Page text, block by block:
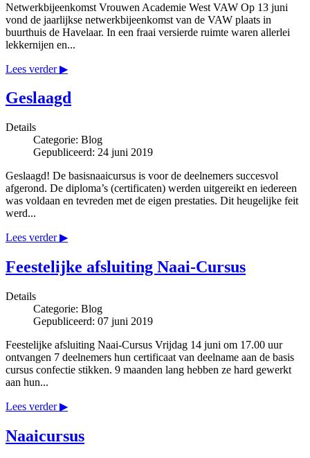
Netwerkbijeenkomst Vrouwen Academie West VAW Op 13 juni
vond de jaarlijkse netwerkbijeenkomst van de VAW plaats in
buurthuis de Havelaar. In een fraai versierde ruimte waren allerlei
lekkernijen en...
Lees verder ▶
Geslaagd
Details
Categorie: Blog
Gepubliceerd: 24 juni 2019
Geslaagd! De basisnaaicursus is voor de deelnemers succesvol
afgerond. De diploma’s (certificaten) werden uitgereikt en iedereen
was voldaan en tevreden met de eigen prestaties. Dit heugelijke feit
werd...
Lees verder ▶
Feestelijke afsluiting Naai-Cursus
Details
Categorie: Blog
Gepubliceerd: 07 juni 2019
Feestelijke afsluiting Naai-Cursus Vrijdag 14 juni om 17.00 uur
ontvangen 7 deelnemers hun certificaat van deelname aan de basis
cursus confectie stikken. 9 maanden lang hebben ze hard gewerkt
aan hun...
Lees verder ▶
Naaicursus